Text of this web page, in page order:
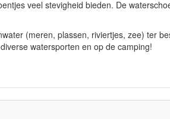
veel stevigheid bieden. De
(meren, plassen, riviertjes, zee) ter
watersporten en op de camping!